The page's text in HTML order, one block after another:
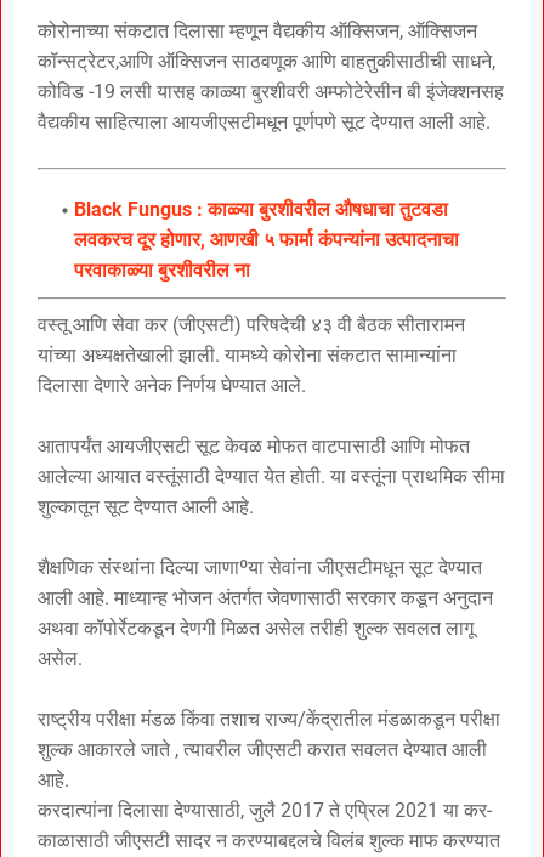
कोरोनाच्या संकटात दिलासा म्हणून वैद्यकीय ऑक्सिजन, ऑक्सिजन
कॉन्सट्रेटर,आणि ऑक्सिजन साठवणूक आणि वाहतुकीसाठीची साधने,
कोविड -19 लसी यासह काळ्या बुरशीवरी अम्फोटेरेसीन बी इंजेक्शनसह
वैद्यकीय साहित्याला आयजीएसटीमधून पूर्णपणे सूट देण्यात आली आहे.
Black Fungus : काळ्या बुरशीवरील औषधाचा तुटवडा
लवकरच दूर होणार, आणखी ५ फार्मा कंपन्यांना उत्पादनाचा
परवाकाळ्या बुरशीवरील ना
वस्तू आणि सेवा कर (जीएसटी) परिषदेची ४३ वी बैठक सीतारामन
यांच्या अध्यक्षतेखाली झाली. यामध्ये कोरोना संकटात सामान्यांना
दिलासा देणारे अनेक निर्णय घेण्यात आले.
आतापर्यंत आयजीएसटी सूट केवळ मोफत वाटपासाठी आणि मोफत
आलेल्या आयात वस्तूंसाठी देण्यात येत होती. या वस्तूंना प्राथमिक सीमा
शुल्कातून सूट देण्यात आली आहे.
शैक्षणिक संस्थांना दिल्या जाणाºया सेवांना जीएसटीमधून सूट देण्यात
आली आहे. माध्यान्ह भोजन अंतर्गत जेवणासाठी सरकार कडून अनुदान
अथवा कॉपोर्रेटकडून देणगी मिळत असेल तरीही शुल्क सवलत लागू
असेल.
राष्ट्रीय परीक्षा मंडळ किंवा तशाच राज्य/केंद्रातील मंडळाकडून परीक्षा
शुल्क आकारले जाते , त्यावरील जीएसटी करात सवलत देण्यात आली
आहे.
करदात्यांना दिलासा देण्यासाठी, जुलै 2017 ते एप्रिल 2021 या कर-
काळासाठी जीएसटी सादर न करण्याबद्दलचे विलंब शुल्क माफ करण्यात